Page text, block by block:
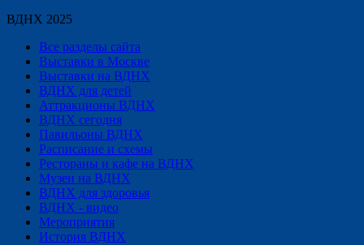
ВДНХ 2025
Все разделы сайта
Выставки в Москве
Выставки на ВДНХ
ВДНХ для детей
Аттракционы ВДНХ
ВДНХ сегодня
Павильоны ВДНХ
Расписание и схемы
Рестораны и кафе на ВДНХ
Музеи на ВДНХ
ВДНХ для здоровья
ВДНХ - видео
Мероприятия
История ВДНХ